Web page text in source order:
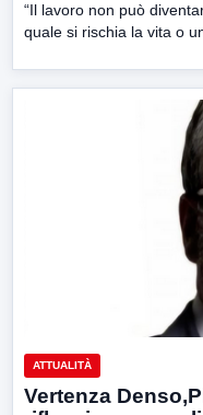
“Il lavoro non può
quale si rischia la vita o
ATTUALITÀ
Vertenza